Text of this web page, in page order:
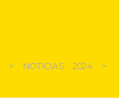
> NOTICIAS 2024>